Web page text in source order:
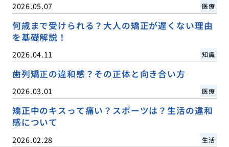
2026.05.07 医療
何歳まで受けられる？大人の矯正が遅くない理由
を基礎解説！
2026.04.11 知識
歯列矯正の違和感？その正体と向き合い方
2026.03.01 医療
矯正中のキスって痛い？スポーツは？生活の違和
感について
2026.02.28 生活